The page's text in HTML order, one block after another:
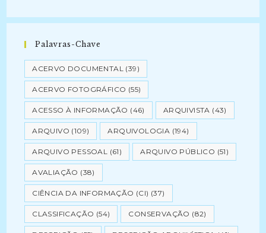
Palavras-Chave
ACERVO DOCUMENTAL (39)
ACERVO FOTOGRÁFICO (55)
ACESSO À INFORMAÇÃO (46) ARQUIVISTA (43)
ARQUIVO (109) ARQUIVOLOGIA (194)
ARQUIVO PESSOAL (61) ARQUIVO PÚBLICO (51)
AVALIAÇÃO (38)
CIÊNCIA DA INFORMAÇÃO (CI) (37)
CLASSIFICAÇÃO (54) CONSERVAÇÃO (82)